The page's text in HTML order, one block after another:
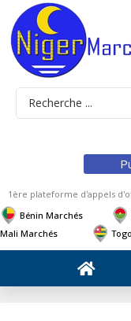
1ère plateforme d'appels
Bénin Marchés
Mali Marchés